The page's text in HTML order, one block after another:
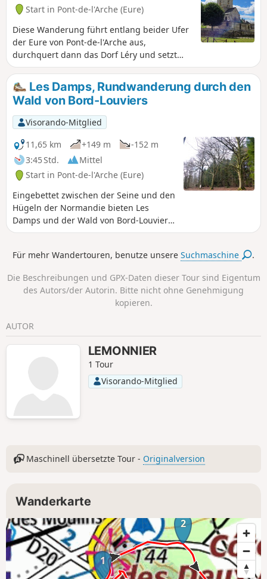
Start in Pont-de-l'Arche (Eure)
Diese Wanderung führt entlang beider Ufer
der Eure von Pont-de-l'Arche aus,
durchquert dann das Dorf Léry und setzt
sich im Wald von Bord fort. Sie kehrt über
Les Damps zurück und bietet die
Möglichkeit, anschließend das charmante
Städtchen Pont-de-l'Arche zu besuchen. Bitte
beachten Sie, dass diese Wanderung bei
Hochwasser teilweise unbegehbar ist.
Les Damps, Rundwanderung durch den
Wald von Bord-Louviers
Visorando-Mitglied
11,65 km
+149 m
-152 m
3:45 Std.
Mittel
Start in Pont-de-l'Arche (Eure)
Eingebettet zwischen der Seine und den
Hügeln der Normandie bieten Les
Damps und der Wald von Bord-Louviers
einen idealen Rahmen für eine
Waldwegen, ruhigen Aussichtspunkten
dieser Weg zum Entspannen und
Entdecken eines geschützten
Naturerbes ein. Eine perfekte
Wanderung, um dem Alltag zu
entfliehen und die Ruhe der Region zu
genießen.
Für mehr Wandertouren, benutze unsereSuchmaschine .
Die Beschreibungen und GPX-Daten dieser Tour sind Eigentum
des Autors/der Autorin. Bitte nicht ohne Genehmigung
kopieren.
AUTOR
LEMONNIER
1 Tour
Visorando-Mitglied
Maschinell übersetzte Tour - Originalversion
Wanderkarte
1
2